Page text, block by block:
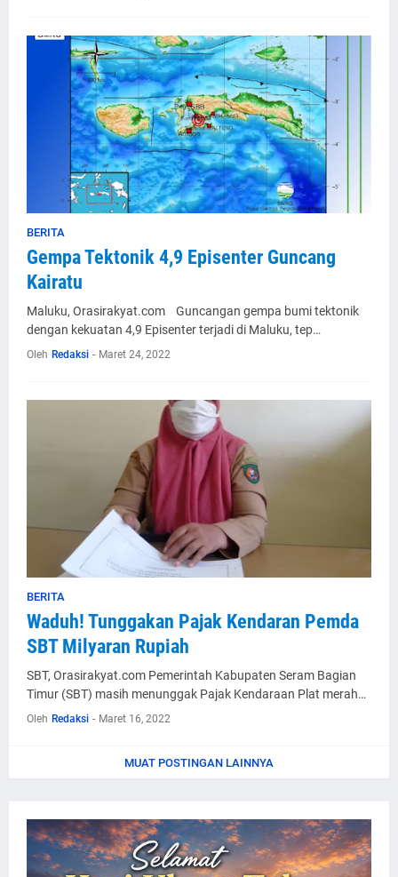
BERITA
Gempa Tektonik 4,9 Episenter Guncang
Kairatu
Maluku, Orasirakyat.com Guncangan gempa bumi tektonik
dengan kekuatan 4,9 Episenter terjadi di Maluku, tep…
Oleh Redaksi - Maret 24, 2022
BERITA
Waduh! Tunggakan Pajak Kendaran Pemda
SBT Milyaran Rupiah
SBT, Orasirakyat.com Pemerintah Kabupaten Seram Bagian
Timur (SBT) masih menunggak Pajak Kendaraan Plat merah…
Oleh Redaksi - Maret 16, 2022
MUAT POSTINGAN LAINNYA